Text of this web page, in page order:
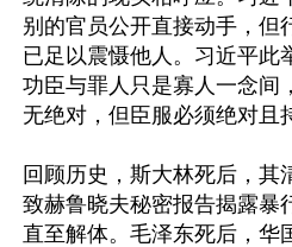
别的官员公开直接动手，但
已足以震慑他人。习近平此
功臣与罪人只是寡人一念间
无绝对，但臣服必须绝对且
回顾历史，斯大林死后，其
致赫鲁晓夫秘密报告揭露暴
直至解体。毛泽东死后，华